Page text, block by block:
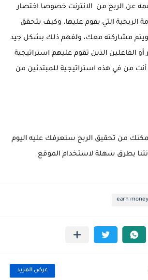
عن الربح من الانترنت خصوصا اختصار
الربحية التي يقوم عليها، وكيف يتحقق
مشاركته معك، ولفهم ذلك بشكل جيد
الفاعلين الذين تقوم عليهم استراتيجية
أنت من في هذه استراتيجية للمبتدئين من
من تحقيق الربح سنعرفك عليه اليوم
بطرق سهلة لاستخدام الموقع
earn
عرض المزيد